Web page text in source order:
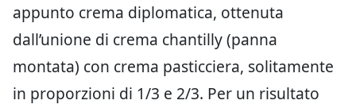
appunto crema diplomatica, ottenuta
dall’unione di crema chantilly (panna
montata) con crema pasticciera, solitamente
in proporzioni di 1/3 e 2/3. Per un risultato